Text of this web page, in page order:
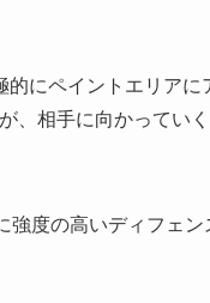
にペイントエリアに
、相手に向かってい
度の高いディフェ